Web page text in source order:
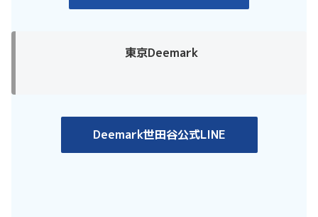
東京Deemark
Deemark世田谷公式LINE